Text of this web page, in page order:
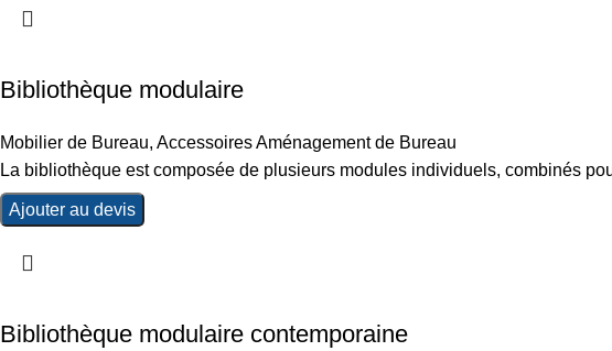
Bibliothèque modulaire
Mobilier de Bureau, Accessoires Aménagement de Bureau
La bibliothèque est composée de plusieurs modules individuels, combinés
Ajouter au devis
Bibliothèque modulaire contemporaine